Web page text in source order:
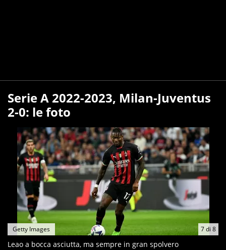
Serie A 2022-2023, Milan-Juventus
2-0: le foto
7di 8
Getty Images
Leao a bocca asciutta, ma sempre in gran spolvero